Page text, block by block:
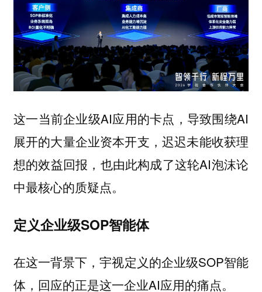
这一当前企业级AI应用的卡点，导致围绕AI
展开的大量企业资本开支，迟迟未能收获理
想的效益回报，也由此构成了这轮AI泡沫论
中最核心的质疑点。
定义企业级SOP智能体
在这一背景下，宇视定义的企业级SOP智能
体，回应的正是这一企业AI应用的痛点。